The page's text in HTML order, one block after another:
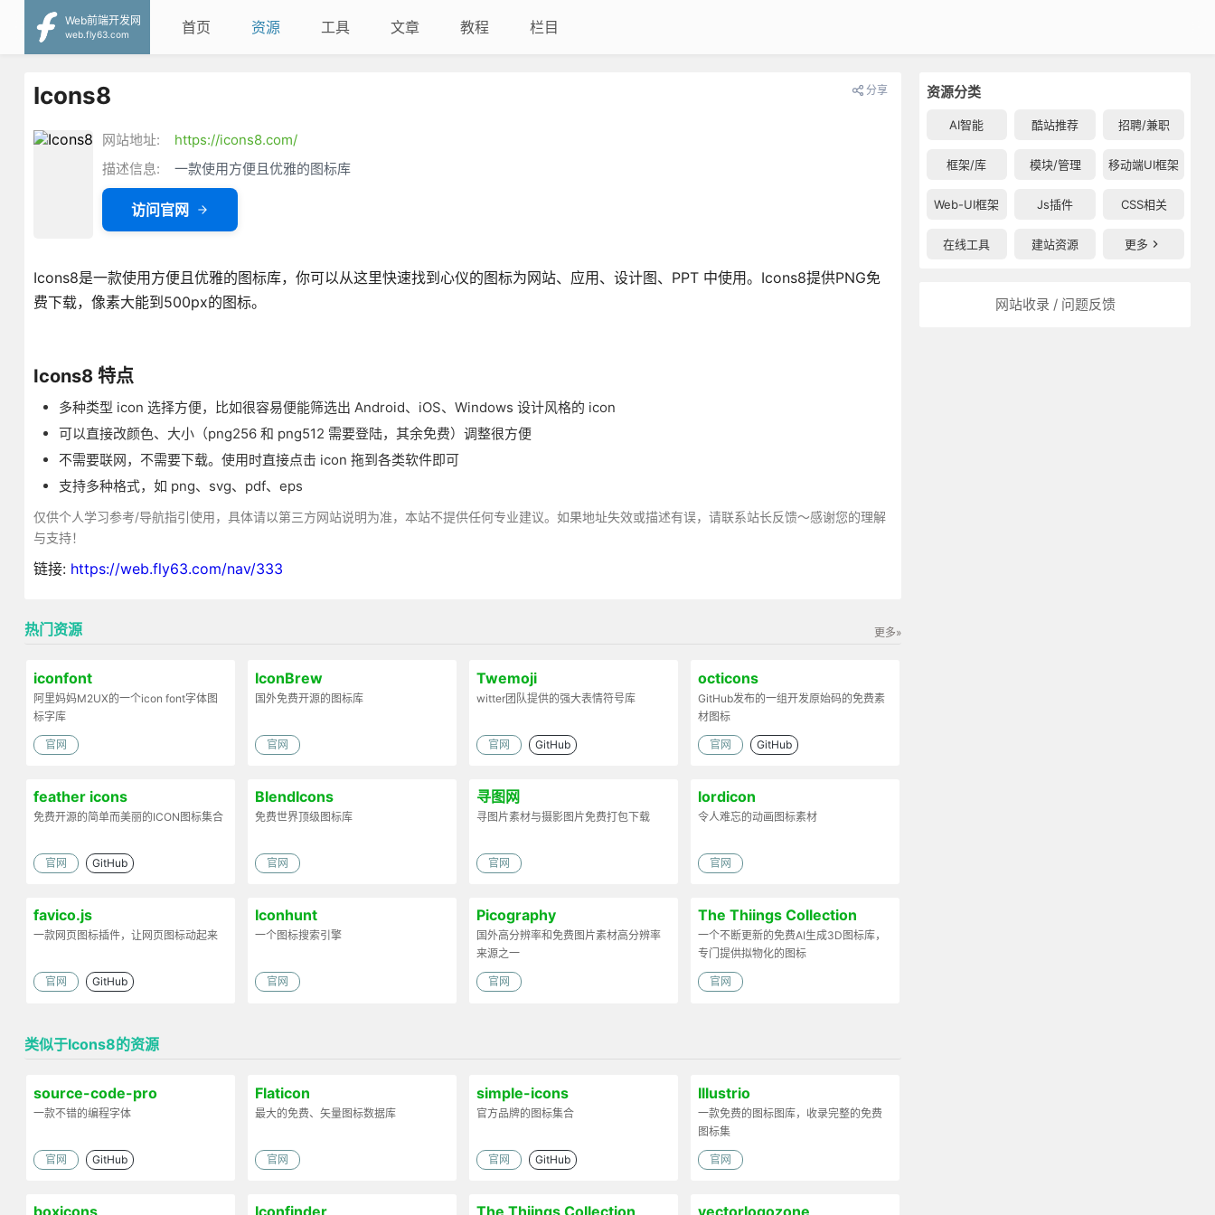
Web前端开发网
web.fly63.com
首页 资源 工具 文章 教程 栏目
资源分类
AI智能 酷站推荐 招聘/兼职
框架/库 模块/管理 移动端UI框架
Web-UI框架 Js插件 CSS相关
在线工具 建站资源 更多
网站收录 / 问题反馈
Icons8 分享
网站地址:
https://icons8.com/
描述信息:
一款使用方便且优雅的图标库
访问官网
Icons8是一款使用方便且优雅的图标库，你可以从这里快速找到心仪的图标为网站、应用、设计图、PPT 中使用。Icons8提供PNG免
费下载，像素大能到500px的图标。
Icons8 特点
多种类型 icon 选择方便，比如很容易便能筛选出 Android、iOS、Windows 设计风格的 icon
可以直接改颜色、大小（png256 和 png512 需要登陆，其余免费）调整很方便
不需要联网，不需要下载。使用时直接点击 icon 拖到各类软件即可
支持多种格式，如 png、svg、pdf、eps
仅供个人学习参考/导航指引使用，具体请以第三方网站说明为准，本站不提供任何专业建议。如果地址失效或描述有误，请联系站长反馈～感谢您的理解
与支持！
链接: https://web.fly63.com/nav/333
更多»
热门资源
iconfont
阿里妈妈M2UX的一个icon font字体图
标字库
官网
IconBrew
国外免费开源的图标库
官网
Twemoji
witter团队提供的强大表情符号库
官网 GitHub
octicons
GitHub发布的一组开发原始码的免费素
材图标
官网 GitHub
feather icons
免费开源的简单而美丽的ICON图标集合
官网 GitHub
BlendIcons
免费世界顶级图标库
官网
寻图网
寻图片素材与摄影图片免费打包下载
官网
lordicon
令人难忘的动画图标素材
官网
favico.js
一款网页图标插件，让网页图标动起来
官网 GitHub
Iconhunt
一个图标搜索引擎
官网
Picography
国外高分辨率和免费图片素材高分辨率
来源之一
官网
The Thiings Collection
一个不断更新的免费AI生成3D图标库，
专门提供拟物化的图标
官网
类似于Icons8的资源
source-code-pro
一款不错的编程字体
官网 GitHub
Flaticon
最大的免费、矢量图标数据库
官网
simple-icons
官方品牌的图标集合
官网 GitHub
Illustrio
一款免费的图标图库，收录完整的免费
图标集
官网